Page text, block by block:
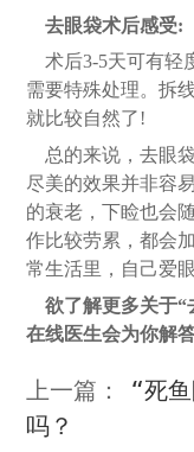
去眼袋术后感受:
术后3-5天可有轻
需要特殊处理。拆
就比较自然了!
总的来说，去眼
尽美的效果并非容
的衰老，下睑也会
作比较劳累，都会
常生活里，自己爱
欲了解更多关于“
在线医生会为你解答
上一篇：
“死
吗？